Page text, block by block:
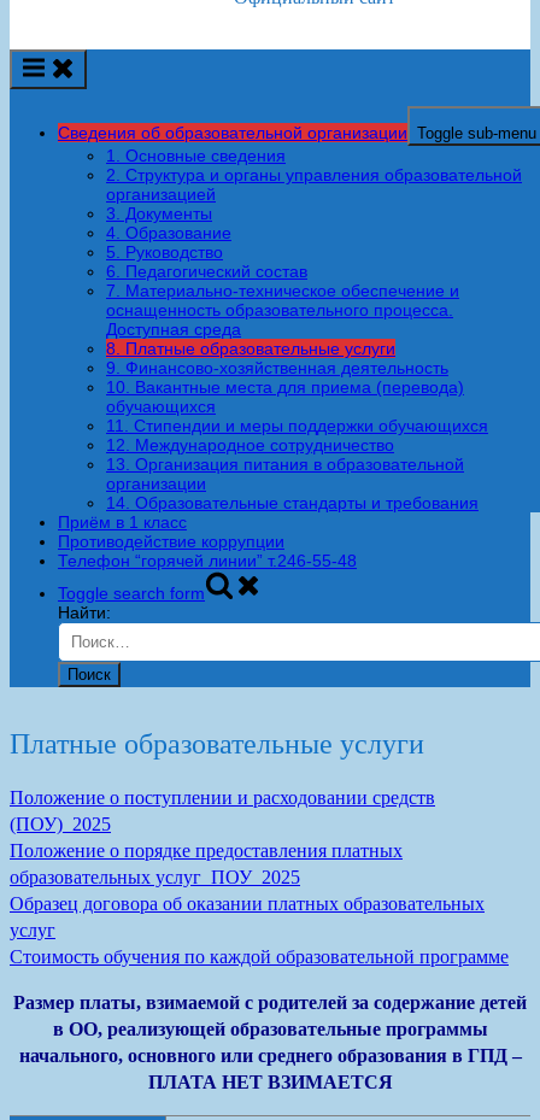
Сведения об образовательной организации Toggle sub-menu
1. Основные сведения
2. Структура и органы управления образовательной
организацией
3. Документы
4. Образование
5. Руководство
6. Педагогический состав
7. Материально-техническое обеспечение и
оснащенность образовательного процесса.
Доступная среда
8. Платные образовательные услуги
9. Финансово-хозяйственная деятельность
10. Вакантные места для приема (перевода)
обучающихся
11. Стипендии и меры поддержки обучающихся
12. Международное сотрудничество
13. Организация питания в образовательной
организации
14. Образовательные стандарты и требования
Приём в 1 класс
Противодействие коррупции
Телефон “горячей линии” т.246-55-48
Toggle search form
Найти:
Платные образовательные услуги
Положение о поступлении и расходовании средств
(ПОУ)_2025
Положение о порядке предоставления платных
образовательных услуг_ПОУ_2025
Образец договора об оказании платных образовательных
услуг
Стоимость обучения по каждой образовательной программе
Размер платы, взимаемой с родителей за содержание детей
в ОО, реализующей образовательные программы
начального, основного или среднего образования в ГПД –
ПЛАТА НЕТ ВЗИМАЕТСЯ